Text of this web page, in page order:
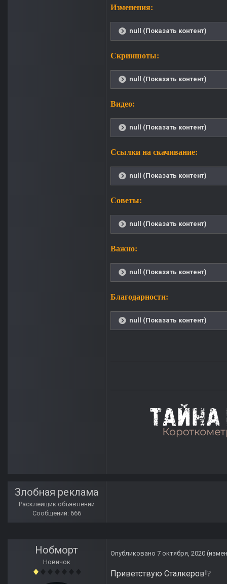
Изменения:
null (Показать контент)
Скриншоты:
null (Показать контент)
Видео:
null (Показать контент)
Ссылки на скачивание:
null (Показать контент)
Советы:
null (Показать контент)
Важно:
null (Показать контент)
Благодарности:
null (Показать контент)
Злобная реклама
Расклейщик объявлений
Сообщений: 666
Нобморт
Новичок
Опубликовано 7 октября, 2020
Приветствую Сталкеров!?